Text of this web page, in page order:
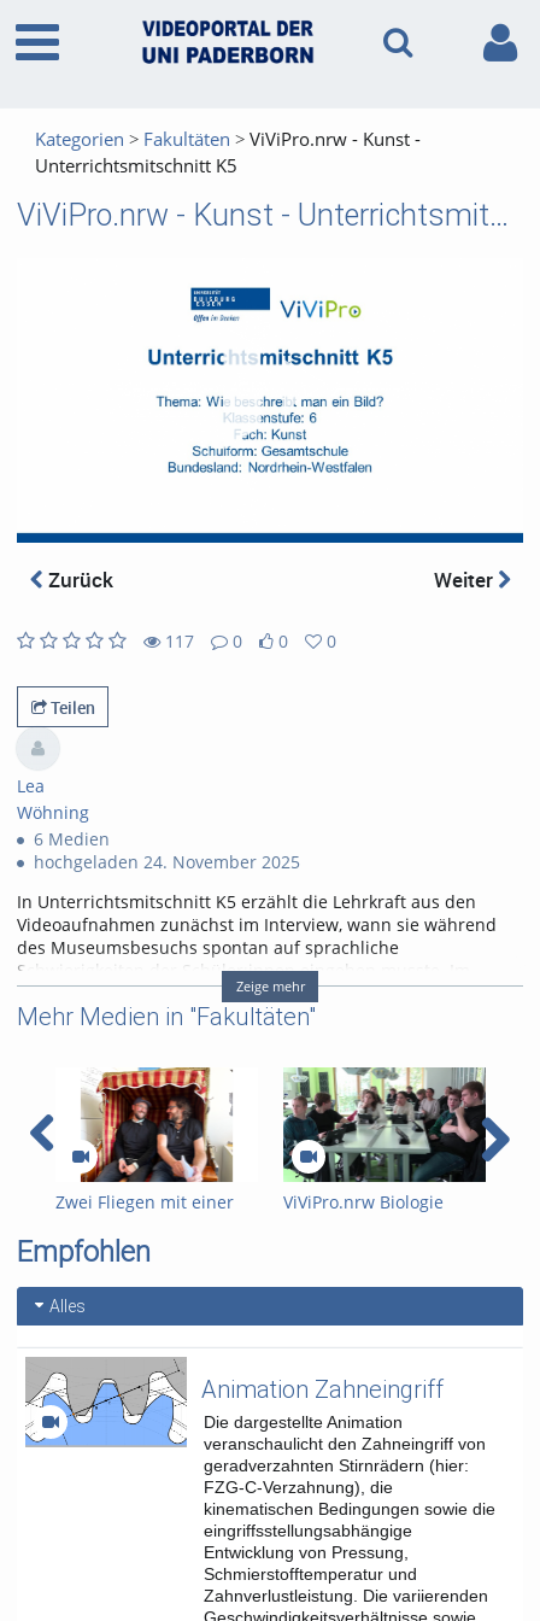
Kategorien Fakultäten
ViViPro.nrw - Kunst -
Unterrichtsmitschnitt K5
ViViPro.nrw - Kunst - Unterrichtsmitschnitt K5
Zurück Weiter
117
views
0
Kommentare
0
likes
0
favorites
Teilen
Lea
Wöhning
6 Medien
hochgeladen 24. November 2025
In Unterrichtsmitschnitt K5 erzählt die Lehrkraft aus den
Videoaufnahmen zunächst im Interview, wann sie während
des Museumsbesuchs spontan auf sprachliche
Schwierigkeiten der Schüler:innen eingehen musste. Im
Anschluss an die Interviewsequenz wird das im Museum
besprochene Bild von Paul Signac eingeblendet. Zuletzt sehen
museum
sprachbildung
unterricht
vivipro
vivipro.nrw
sprachbildender fachunterricht
kunstunterricht
professionelle wahrnehmung
lehrkräfteprofessionalisierung
außerschulischer lernort
Kategorien: Fakultäten
Studium und Lehre,Fakultät
für Kulturwissenschaften
Zeige mehr
Mehr Medien in "Fakultäten"
Zwei Fliegen mit einer
Bachelor im Check mit
Andreas Fröger
ViViPro.nrw Biologie
Empfohlen
Alles
Animation Zahneingriff
Die dargestellte Animation
veranschaulicht den Zahneingriff von
geradverzahnten Stirnrädern (hier:
FZG-C-Verzahnung), die
kinematischen Bedingungen sowie die
eingriffsstellungsabhängige
Entwicklung von Pressung,
Schmierstofftemperatur und
Zahnverlustleistung. Die variierenden
Geschwindigkeitsverhältnisse sowie